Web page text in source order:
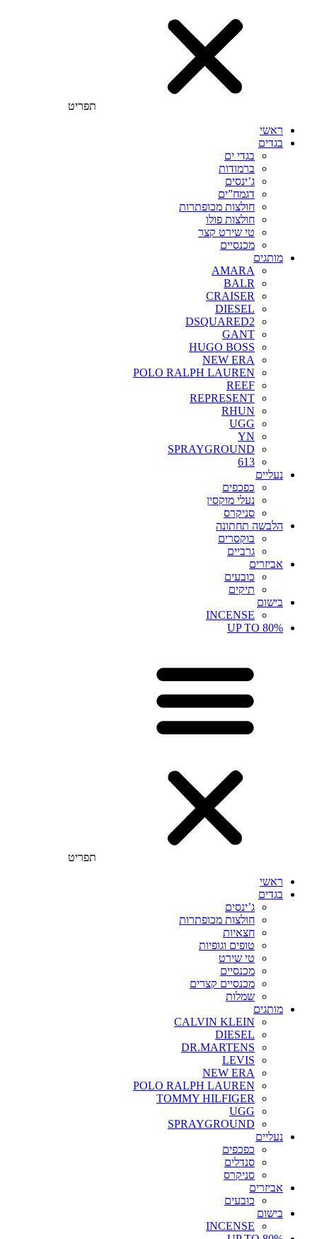
תפריט
ראשי
בגדים
בגדי ים
ברמודות
ג’ינסים
דגמח”ים
חולצות מכופתרות
חולצות פולו
טי שירט קצר
מכנסיים
מותגים
AMARA
BALR
CRAISER
DIESEL
DSQUARED2
GANT
HUGO BOSS
NEW ERA
POLO RALPH LAUREN
REEF
REPRESENT
RHUN
UGG
YN
SPRAYGROUND
613
נעליים
כפכפים
נעלי מוקסין
סניקרס
הלבשה תחתונה
בוקסרים
גרביים
אביזרים
כובעים
תיקים
בישום
INCENSE
UP TO 80%
תפריט
ראשי
בגדים
ג’ינסים
חולצות מכופתרות
חצאיות
טופים וגופיות
טי שירט
מכנסיים
מכנסיים קצרים
שמלות
מותגים
CALVIN KLEIN
DIESEL
DR.MARTENS
LEVIS
NEW ERA
POLO RALPH LAUREN
TOMMY HILFIGER
UGG
SPRAYGROUND
נעליים
כפכפים
סנדלים
סניקרס
אביזרים
כובעים
בישום
INCENSE